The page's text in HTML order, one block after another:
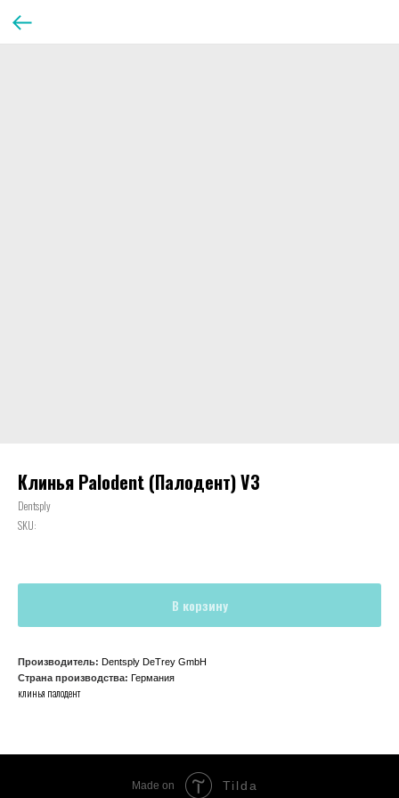
Клинья Palodent (Палодент) V3
Dentsply
SKU:
В корзину
Производитель: Dentsply DeTrey GmbH
Страна производства: Германия
клинья палодент
Made on Tilda